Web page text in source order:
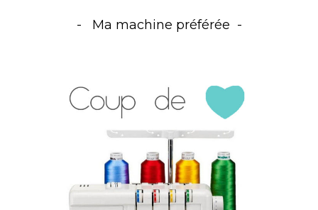
Ma machine préférée